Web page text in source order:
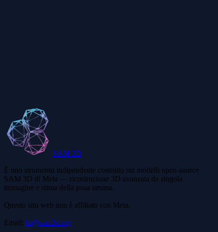
SAM 3D
È uno strumento indipendente costruito sui modelli open-source
SAM 3D di Meta — ricostruzione 3D avanzata da singola
immagine e stima della posa umana.
Questo sito web non è affiliato con Meta.
Email: hi@sam3d.org